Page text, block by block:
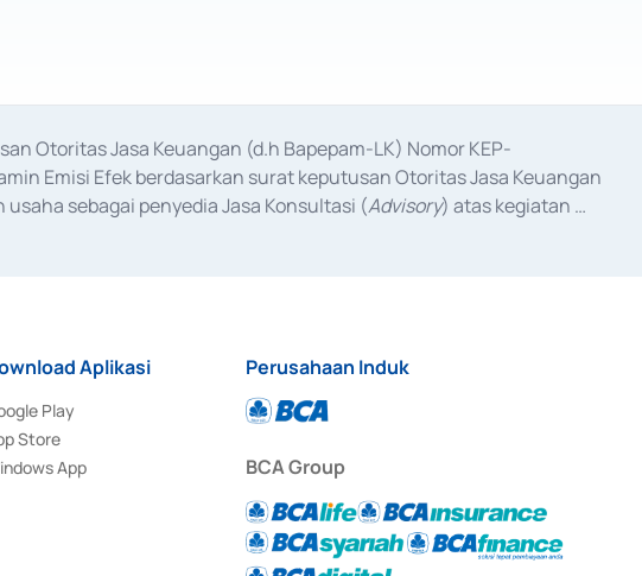
Otoritas Jasa Keuangan (d.h Bapepam-LK) Nomor KEP-
Emisi Efek berdasarkan surat keputusan Otoritas Jasa Keuangan
usaha sebagai penyedia Jasa Konsultasi (Advisory) atas kegiatan
Aplikasi
Play
Store
App
Perusahaan Induk
BCA Group